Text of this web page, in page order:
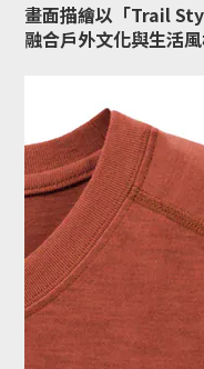
畫面描繪以「Trail
融合戶外文化與生活風